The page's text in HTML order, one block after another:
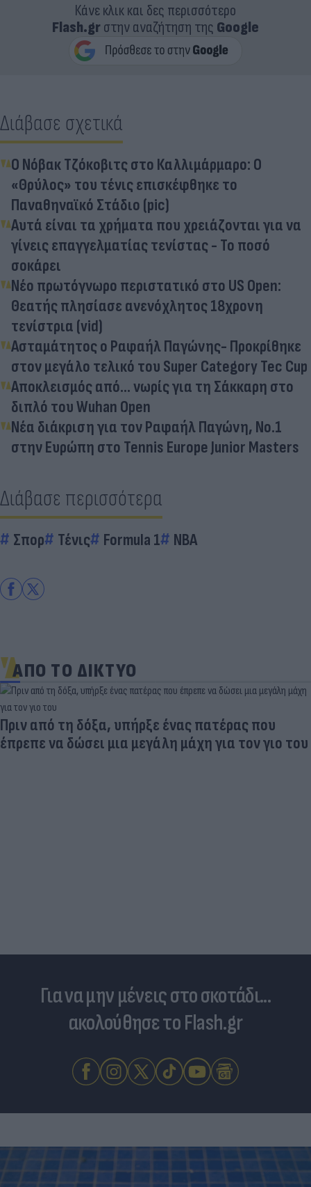
Κάνε κλικ και δες περισσότερο
Flash.grστην αναζήτηση της Google
Διάβασε σχετικά
Ο Νόβακ Τζόκοβιτς στο Καλλιμάρμαρο: Ο
«Θρύλος» του τένις επισκέφθηκε το
Παναθηναϊκό Στάδιο (pic)
Αυτά είναι τα χρήματα που χρειάζονται για να
γίνεις επαγγελματίας τενίστας - Το ποσό
σοκάρει
Νέο πρωτόγνωρο περιστατικό στο US Open:
Θεατής πλησίασε ανενόχλητος 18χρονη
τενίστρια (vid)
Ασταμάτητος ο Ραφαήλ Παγώνης- Προκρίθηκε
στον μεγάλο τελικό του Super Category Tec Cup
Αποκλεισμός από... νωρίς για τη Σάκκαρη στο
διπλό του Wuhan Open
Νέα διάκριση για τον Ραφαήλ Παγώνη, No.1
στην Ευρώπη στο Tennis Europe Junior Masters
Διάβασε περισσότερα
Σπορ Τένις Formula 1 NBA
ΑΠΟ ΤΟ ΔΙΚΤΥΟ
Πριν από τη δόξα, υπήρξε ένας πατέρας που
έπρεπε να δώσει μια μεγάλη μάχη για τον γιο του
Για να μην μένεις στο σκοτάδι...
ακολούθησε το Flash.gr